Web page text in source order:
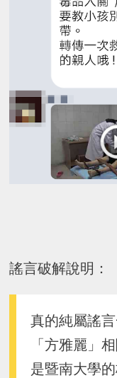
謠言破解說明：
真的純屬謠
「方雅麗」
是暨南大學